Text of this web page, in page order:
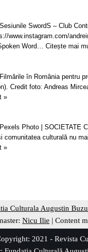
SwordS – Club
www.instagram.com/
Word… Citește mai
în România pentru
Credit foto: Andreas
»
Photo | SOCIETATE
comunitatea culturală nu
»
Culturala Augustin
Nicu Ilie | Content
2021 - Revista